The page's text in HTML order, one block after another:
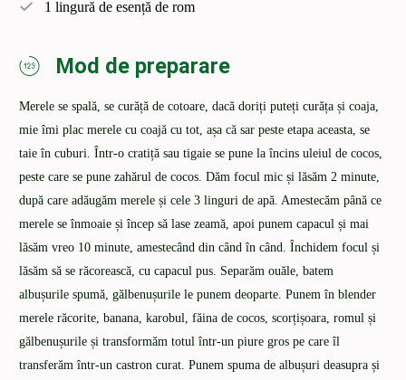
1 lingură de esență de rom
Mod de preparare
Merele se spală, se curăță de cotoare, dacă doriți puteți curăța și coaja,
mie îmi plac merele cu coajă cu tot, așa că sar peste etapa aceasta, se
taie în cuburi. Într-o cratiță sau tigaie se pune la încins uleiul de cocos,
peste care se pune zahărul de cocos. Dăm focul mic și lăsăm 2 minute,
după care adăugăm merele și cele 3 linguri de apă. Amestecăm până ce
merele se înmoaie și încep să lase zeamă, apoi punem capacul și mai
lăsăm vreo 10 minute, amestecând din când în când. Închidem focul și
lăsăm să se răcorească, cu capacul pus. Separăm ouăle, batem
albușurile spumă, gălbenușurile le punem deoparte. Punem în blender
merele răcorite, banana, karobul, făina de cocos, scorțișoara, romul și
gălbenușurile și transformăm totul într-un piure gros pe care îl
transferăm într-un castron curat. Punem spuma de albușuri deasupra și